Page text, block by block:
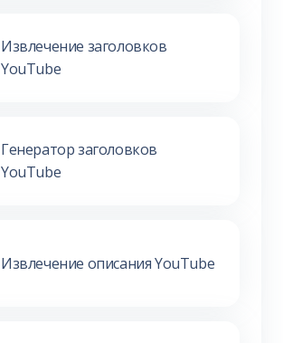
Извлечение заголовков
YouTube
Генератор заголовков
YouTube
Извлечение описания YouTube